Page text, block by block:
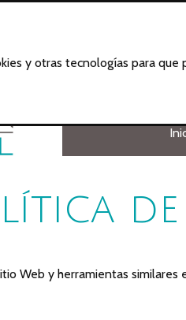
Web y herramientas
y otras tecnologías para